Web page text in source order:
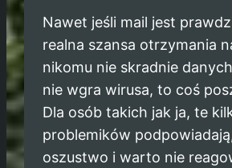
Nawet jeśli mail jest
realna szansa otrzymania
nikomu nie skradnie
nie wgra wirusa, to coś
Dla osób takich jak ja, te
problemików
oszustwo i warto nie